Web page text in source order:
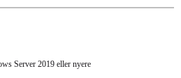
Server 2019 eller nyere